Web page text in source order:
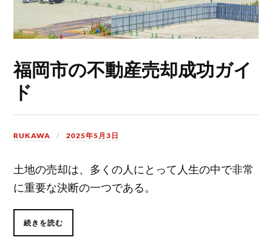
福岡市の不動産売却成功ガイ
ド
RUKAWA 2025年5月3日
土地の売却は、多くの人にとって人生の中で非常
に重要な決断の一つである。
続きを読む